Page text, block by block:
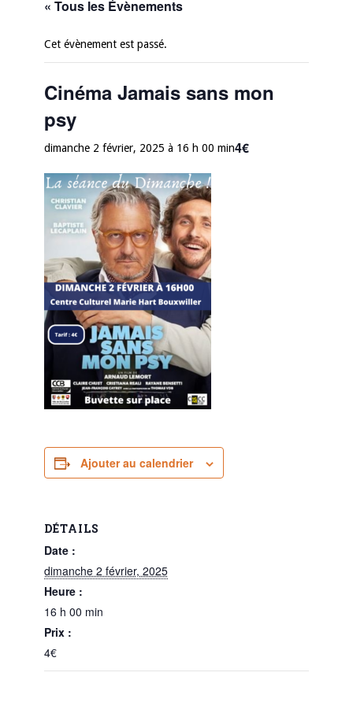
« Tous les Évènements
Cet évènement est passé.
Cinéma Jamais sans mon
psy
dimanche 2 février, 2025 à 16 h 00 min4€
Ajouter au calendrier
DÉTAILS
Date :
dimanche 2 février, 2025
Heure :
16 h 00 min
Prix :
4€